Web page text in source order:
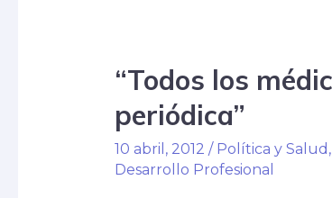
“Todos los
periódica”
10 abril, 2012 / Política y Salud ,
Desarrollo Profesional